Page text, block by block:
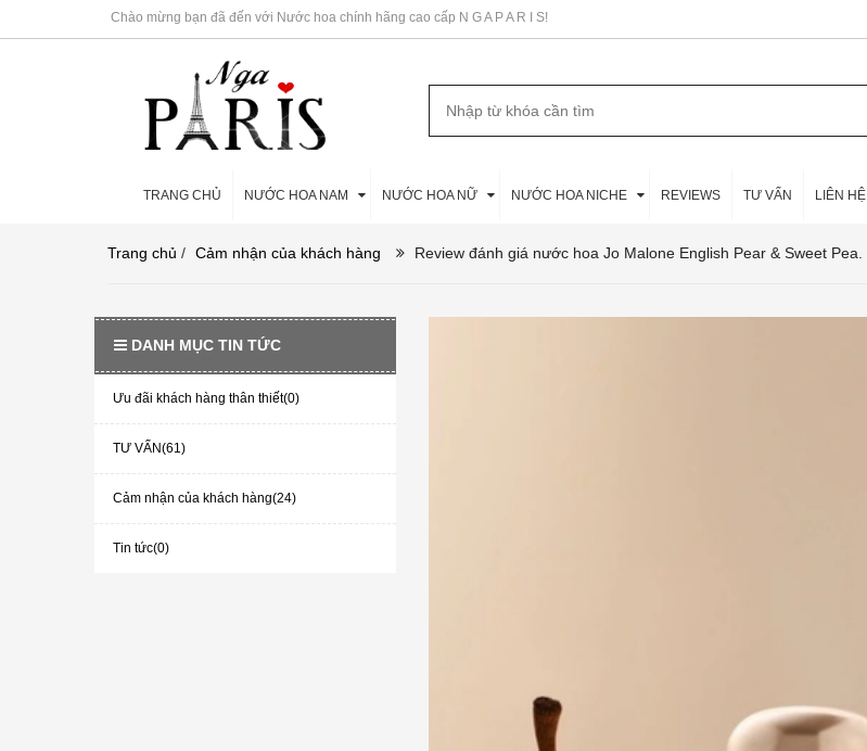
Chào mừng bạn đã đến với Nước hoa chính hãng cao cấp N G A P A R I S!
TRANG CHỦ NƯỚC HOA NAM NƯỚC HOA NỮ NƯỚC HOA NICHE REVIEWS TƯ VẤN LIÊN HỆ
Trang chủ / Cảm nhận của khách hàng Review đánh giá nước hoa Jo Malone English Pear & Sweet Pea.
DANH MỤC TIN TỨC
Ưu đãi khách hàng thân thiết(0)
TƯ VẤN(61)
Cảm nhận của khách hàng(24)
Tin tức(0)